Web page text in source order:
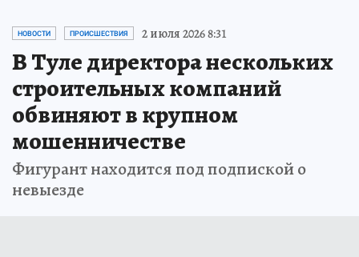
НОВОСТИ ПРОИСШЕСТВИЯ 2 июля 2026 8:31
В Туле директора нескольких
строительных компаний
обвиняют в крупном
мошенничестве
Фигурант находится под подпиской о
невыезде